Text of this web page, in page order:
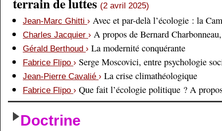
terrain de luttes (2 avril 2025)
Jean-Marc Ghitti › Avec et par-delà l’écologie : la
Charles Jacquier › A propos de Bernard
Gérald Berthoud › La modernité conquérante
Fabrice Flipo › Serge Moscovici, entre psychologie
Jean-Pierre Cavalié › La crise climathéologique
Fabrice Flipo › Que fait l’écologie politique ? A
Doctrine